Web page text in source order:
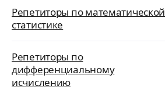
Репетиторы по математической
статистике
Репетиторы по
дифференциальному
исчислению